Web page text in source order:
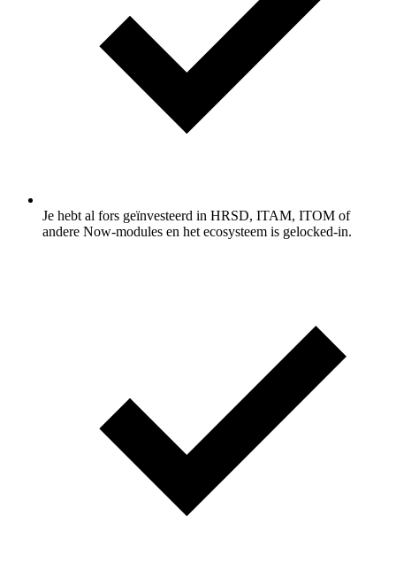
Je hebt al fors geïnvesteerd in HRSD, ITAM, ITOM of
andere Now-modules en het ecosysteem is gelocked-in.